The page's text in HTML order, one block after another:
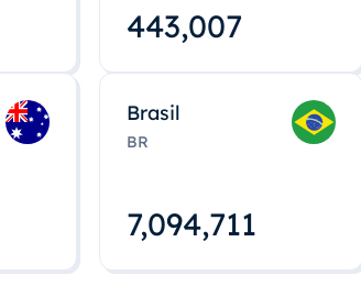
443,008
Brasil
BR
7,094,712